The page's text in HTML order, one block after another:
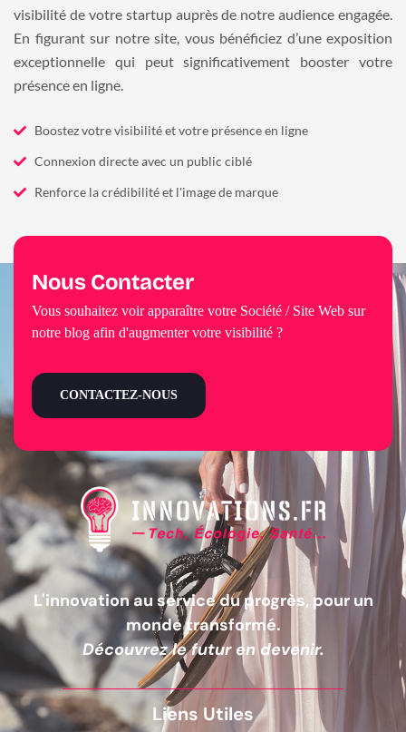
visibilité de votre startup auprès de notre audience engagée.
En figurant sur notre site, vous bénéficiez d’une exposition
exceptionnelle qui peut significativement booster votre
présence en ligne.
Boostez votre visibilité et votre présence en ligne
Connexion directe avec un public ciblé
Renforce la crédibilité et l'image de marque
L'innovation au service du progrès, pour un
monde transformé.
Découvrez le futur en devenir.
Liens Utiles
Nous Contacter
Vous souhaitez voir apparaître votre Société / Site Web sur
notre blog afin d'augmenter votre visibilité ?
CONTACTEZ-NOUS